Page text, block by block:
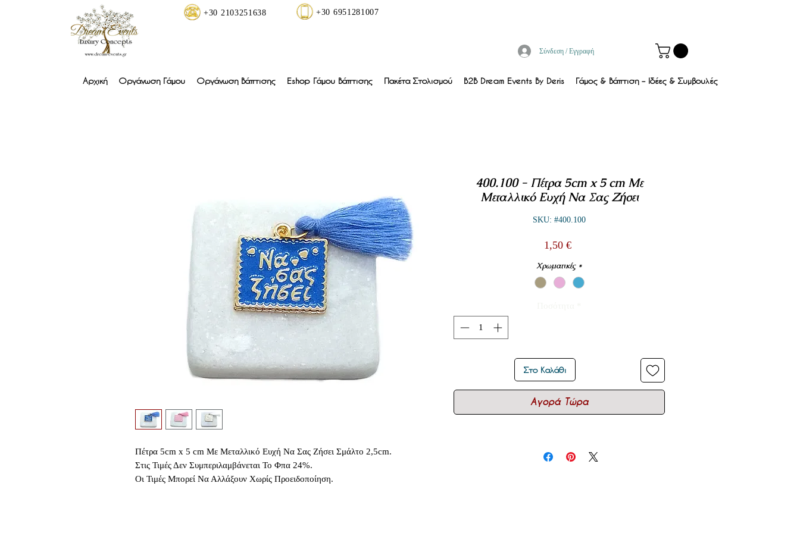
+30 2103251638 +30 6951281007
Σύνδεση / Εγγραφή
Αρχική Οργάνωση Γάμου Οργάνωση Βάπτισης Eshop Γάμου Βάπτισης Πακέτα Στολισμού B2B Dream Events By Deris Γάμος & Βάπτιση – Ιδέες & Συμβουλές
Πέτρα 5cm x 5 cm Με Μεταλλικό Ευχή Να Σας Ζήσει Σμάλτο 2,5cm.
Στις Τιμές Δεν Συμπεριλαμβάνεται Το Φπα 24%.
Οι Τιμές Μπορεί Να Αλλάξουν Χωρίς Προειδοποίηση.
400.100 - Πέτρα 5cm x 5 cm Με
Μεταλλικό Ευχή Να Σας Ζήσει
SKU: #400.100
1,50 €Τιμή
Χρωματικές *
Στο Καλάθι
Αγορά Τώρα